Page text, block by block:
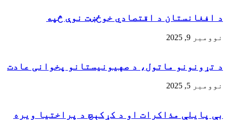
د افغانستان د اقتصادي خوځښت نوې څپه
نوومبر 9, 2025
د تړونونو ماتول، د صهيونيستانو پخوانی عادت
نوومبر 5, 2025
بې پايلې مذاکرات او د کړکېچ د پراختيا ويره